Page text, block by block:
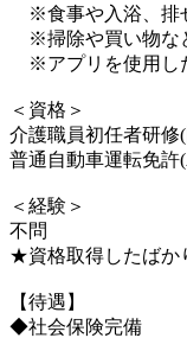
※食事や入浴、排
※掃除や買い物な
※アプリを使用し
＜資格＞
介護職員初任者研
普通自動車運転免
＜経験＞
不問
★資格取得したばか
【待遇】
◆社会保険完備